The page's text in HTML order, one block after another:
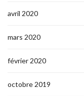
avril 2020
mars 2020
février 2020
octobre 2019